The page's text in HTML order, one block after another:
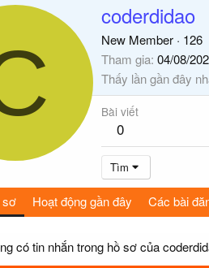
coderdidao
New Member · 126
Tham gia 04/08/
Thấy lần gần đây
Bài viết
0
Tìm
sơ Hoạt động gần đây Các bài
có tin nhắn trong hồ sơ của